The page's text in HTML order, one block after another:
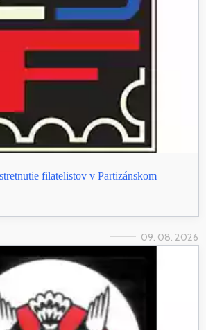
filatelistov v Partizánskom
09. 08. 2026